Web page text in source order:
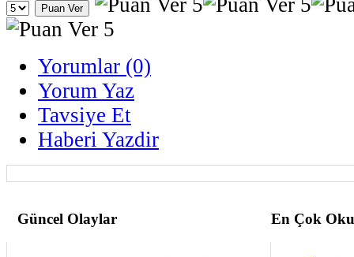
Yorumlar (0)
Yorum Yaz
Tavsiye Et
Haberi Yazdir
Güncel Olaylar En Çok